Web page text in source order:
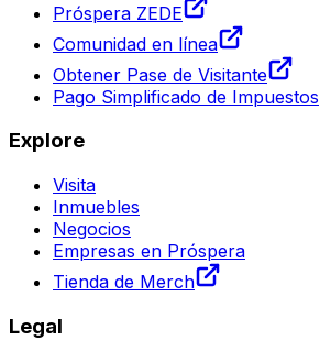
Próspera ZEDE
Comunidad en línea
Obtener Pase de Visitante
Pago Simplificado de Impuestos
Explore
Visita
Inmuebles
Negocios
Empresas en Próspera
Tienda de Merch
Legal